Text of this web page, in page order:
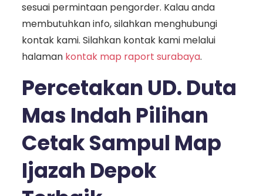
sesuai permintaan pengorder. Kalau anda
membutuhkan info, silahkan menghubungi
kontak kami. Silahkan kontak kami melalui
halaman kontak map raport surabaya.
Percetakan UD. Duta
Mas Indah Pilihan
Cetak Sampul Map
Ijazah Depok